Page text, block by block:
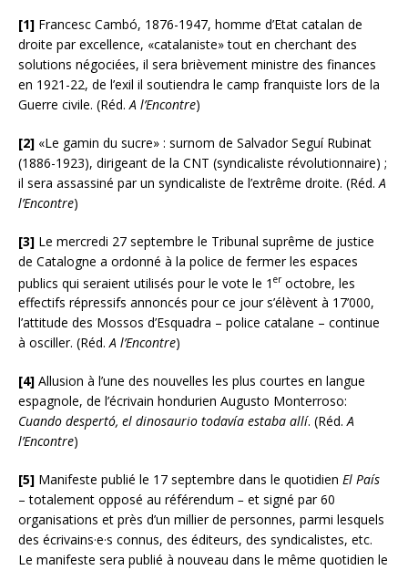
[1] Francesc Cambó, 1876-1947, homme d’Etat catalan de
droite par excellence, «catalaniste» tout en cherchant des
solutions négociées, il sera brièvement ministre des finances
en 1921-22, de l’exil il soutiendra le camp franquiste lors de la
Guerre civile. (Réd. A l’Encontre)
[2] «Le gamin du sucre» : surnom de Salvador Seguí Rubinat
(1886-1923), dirigeant de la CNT (syndicaliste révolutionnaire) ;
il sera assassiné par un syndicaliste de l’extrême droite. (Réd. A
l’Encontre)
[3] Le mercredi 27 septembre le Tribunal suprême de justice
de Catalogne a ordonné à la police de fermer les espaces
publics qui seraient utilisés pour le vote le 1 eroctobre, les
effectifs répressifs annoncés pour ce jour s’élèvent à 17’000,
l’attitude des Mossos d’Esquadra – police catalane – continue
à osciller. (Réd.A l’Encontre)
[4] Allusion à l’une des nouvelles les plus courtes en langue
espagnole, de l’écrivain hondurien Augusto Monterroso:
Cuando despertó, el dinosaurio todavía estaba allí. (Réd.A
l’Encontre)
[5] Manifeste publié le 17 septembre dans le quotidien El País
– totalement opposé au référendum – et signé par 60
organisations et près d’un millier de personnes, parmi lesquels
des écrivains·e·s connus, des éditeurs, des syndicalistes, etc.
Le manifeste sera publié à nouveau dans le même quotidien le